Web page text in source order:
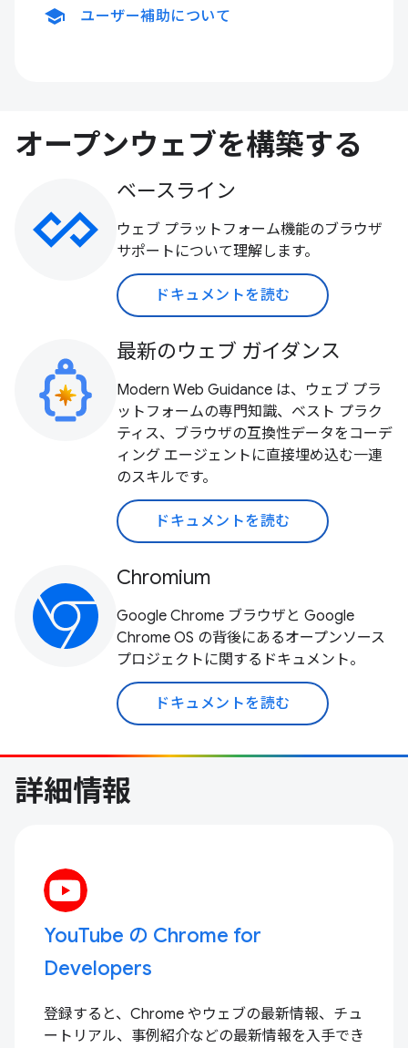
school ユーザー補助について
オープンウェブを構築する
ベースライン
ウェブ プラットフォーム機能のブラウザ
サポートについて理解します。
ドキュメントを読む
最新のウェブ ガイダンス
Modern Web Guidance は、ウェブ プラ
ットフォームの専門知識、ベスト プラク
ティス、ブラウザの互換性データをコーデ
ィング エージェントに直接埋め込む一連
のスキルです。
ドキュメントを読む
Chromium
Google Chrome ブラウザと Google
Chrome OS の背後にあるオープンソース
プロジェクトに関するドキュメント。
ドキュメントを読む
詳細情報
YouTube の Chrome for
Developers
登録すると、Chrome やウェブの最新情報、チュ
ートリアル、事例紹介などの最新情報を入手でき